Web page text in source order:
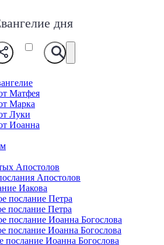
дня
Матфея
Марка
Луки
Иоанна
Апостолов
Апостолов
Иакова
послание Петра
послание Петра
послание Иоанна Богослова
послание Иоанна Богослова
послание Иоанна Богослова